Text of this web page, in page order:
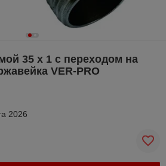
35 х 1 с переходом на
VER-PRO
2026